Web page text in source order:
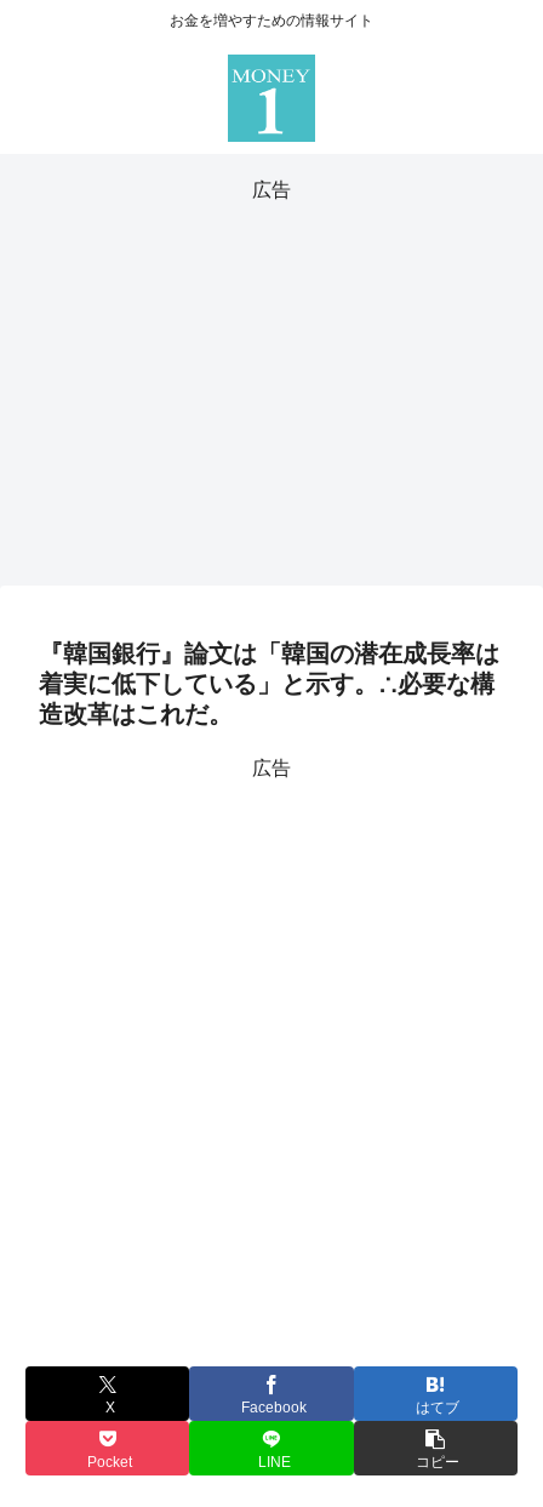
お金を増やすための情報サイト
広告
『韓国銀行』論文は「韓国の潜在成長率は
着実に低下している」と示す。∴必要な構
造改革はこれだ。
広告
X Facebook はてブ
Pocket LINE コピー